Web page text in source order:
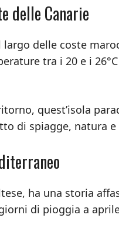
delle Canarie
largo delle coste
tra i 20 e i
quest’isola
di spiagge, natura
ha una storia
di pioggia a